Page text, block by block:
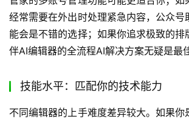
经常需要在外出时处理紧急内容，公众号
能会是不错的选择；如果你追求极致的排
伴AI编辑器的全流程AI解决方案无疑是最
技能水平：匹配你的技术能力
不同编辑器的上手难度差异较大。如果你